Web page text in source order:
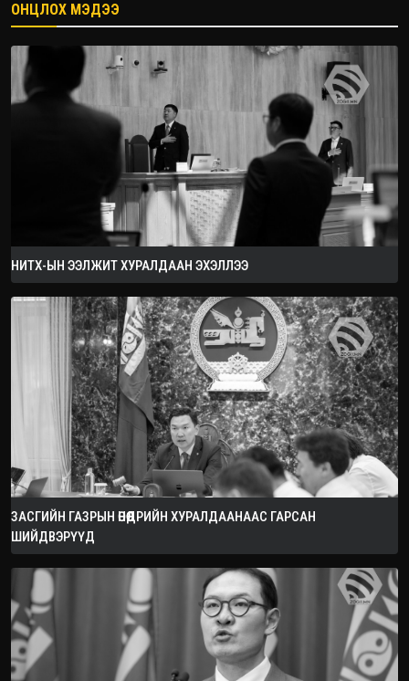
2026.08.08
ОНЦЛОХ МЭДЭЭ
НИТХ-ЫН ЭЭЛЖИТ ХУРАЛДААН ЭХЭЛЛЭЭ
ЗАСГИЙН ГАЗРЫН ӨНӨӨДРИЙН ХУРАЛДААНААС ГАРСАН
ШИЙДВЭРҮҮД